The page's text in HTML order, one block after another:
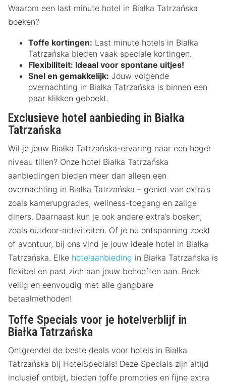
Waarom een last minute hotel in Białka Tatrzańska
boeken?
Toffe kortingen: Last minute hotels in Białka
Tatrzańska bieden vaak speciale kortingen.
Flexibiliteit: Ideaal voor spontane uitjes!
Snel en gemakkelijk: Jouw volgende
overnachting in Białka Tatrzańska is binnen een
paar klikken geboekt.
Exclusieve hotel aanbieding in Białka
Tatrzańska
Wil je jouw Białka Tatrzańska-ervaring naar een hoger
niveau tillen? Onze hotel Białka Tatrzańska
aanbiedingen bieden meer dan alleen een
overnachting in Białka Tatrzańska – geniet van extra’s
zoals kamerupgrades, wellness-toegang en zalige
diners. Daarnaast kun je ook andere extra’s boeken,
zoals outdoor-activiteiten. Of je nu ontspanning zoekt
of avontuur, bij ons vind je jouw ideale hotel in Białka
Tatrzańska. Elke hotelaanbieding in Białka Tatrzańska is
flexibel en past zich aan jouw behoeften aan. Boek
veilig en eenvoudig met alle gangbare
betaalmethoden!
Toffe Specials voor je hotelverblijf in
Białka Tatrzańska
Ontgrendel de beste deals voor hotels in Białka
Tatrzańska bij HotelSpecials! Deze Specials zijn altijd
inclusief ontbijt, bieden toffe promoties en fijne extra